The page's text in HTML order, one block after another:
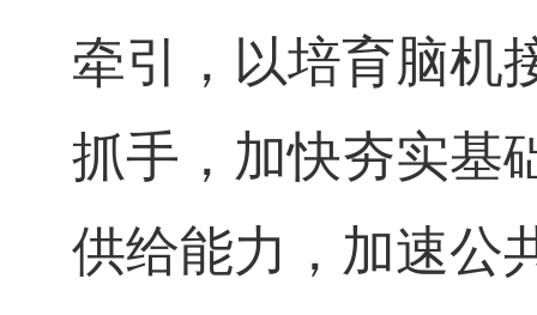
牵引，以培育脑机
抓手，加快夯实基
供给能力，加速公